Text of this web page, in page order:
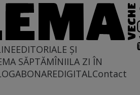
EDITORIALE ȘI
SĂPTĂMÎNIILA ZI ÎN
ABONAREDIGITALContact